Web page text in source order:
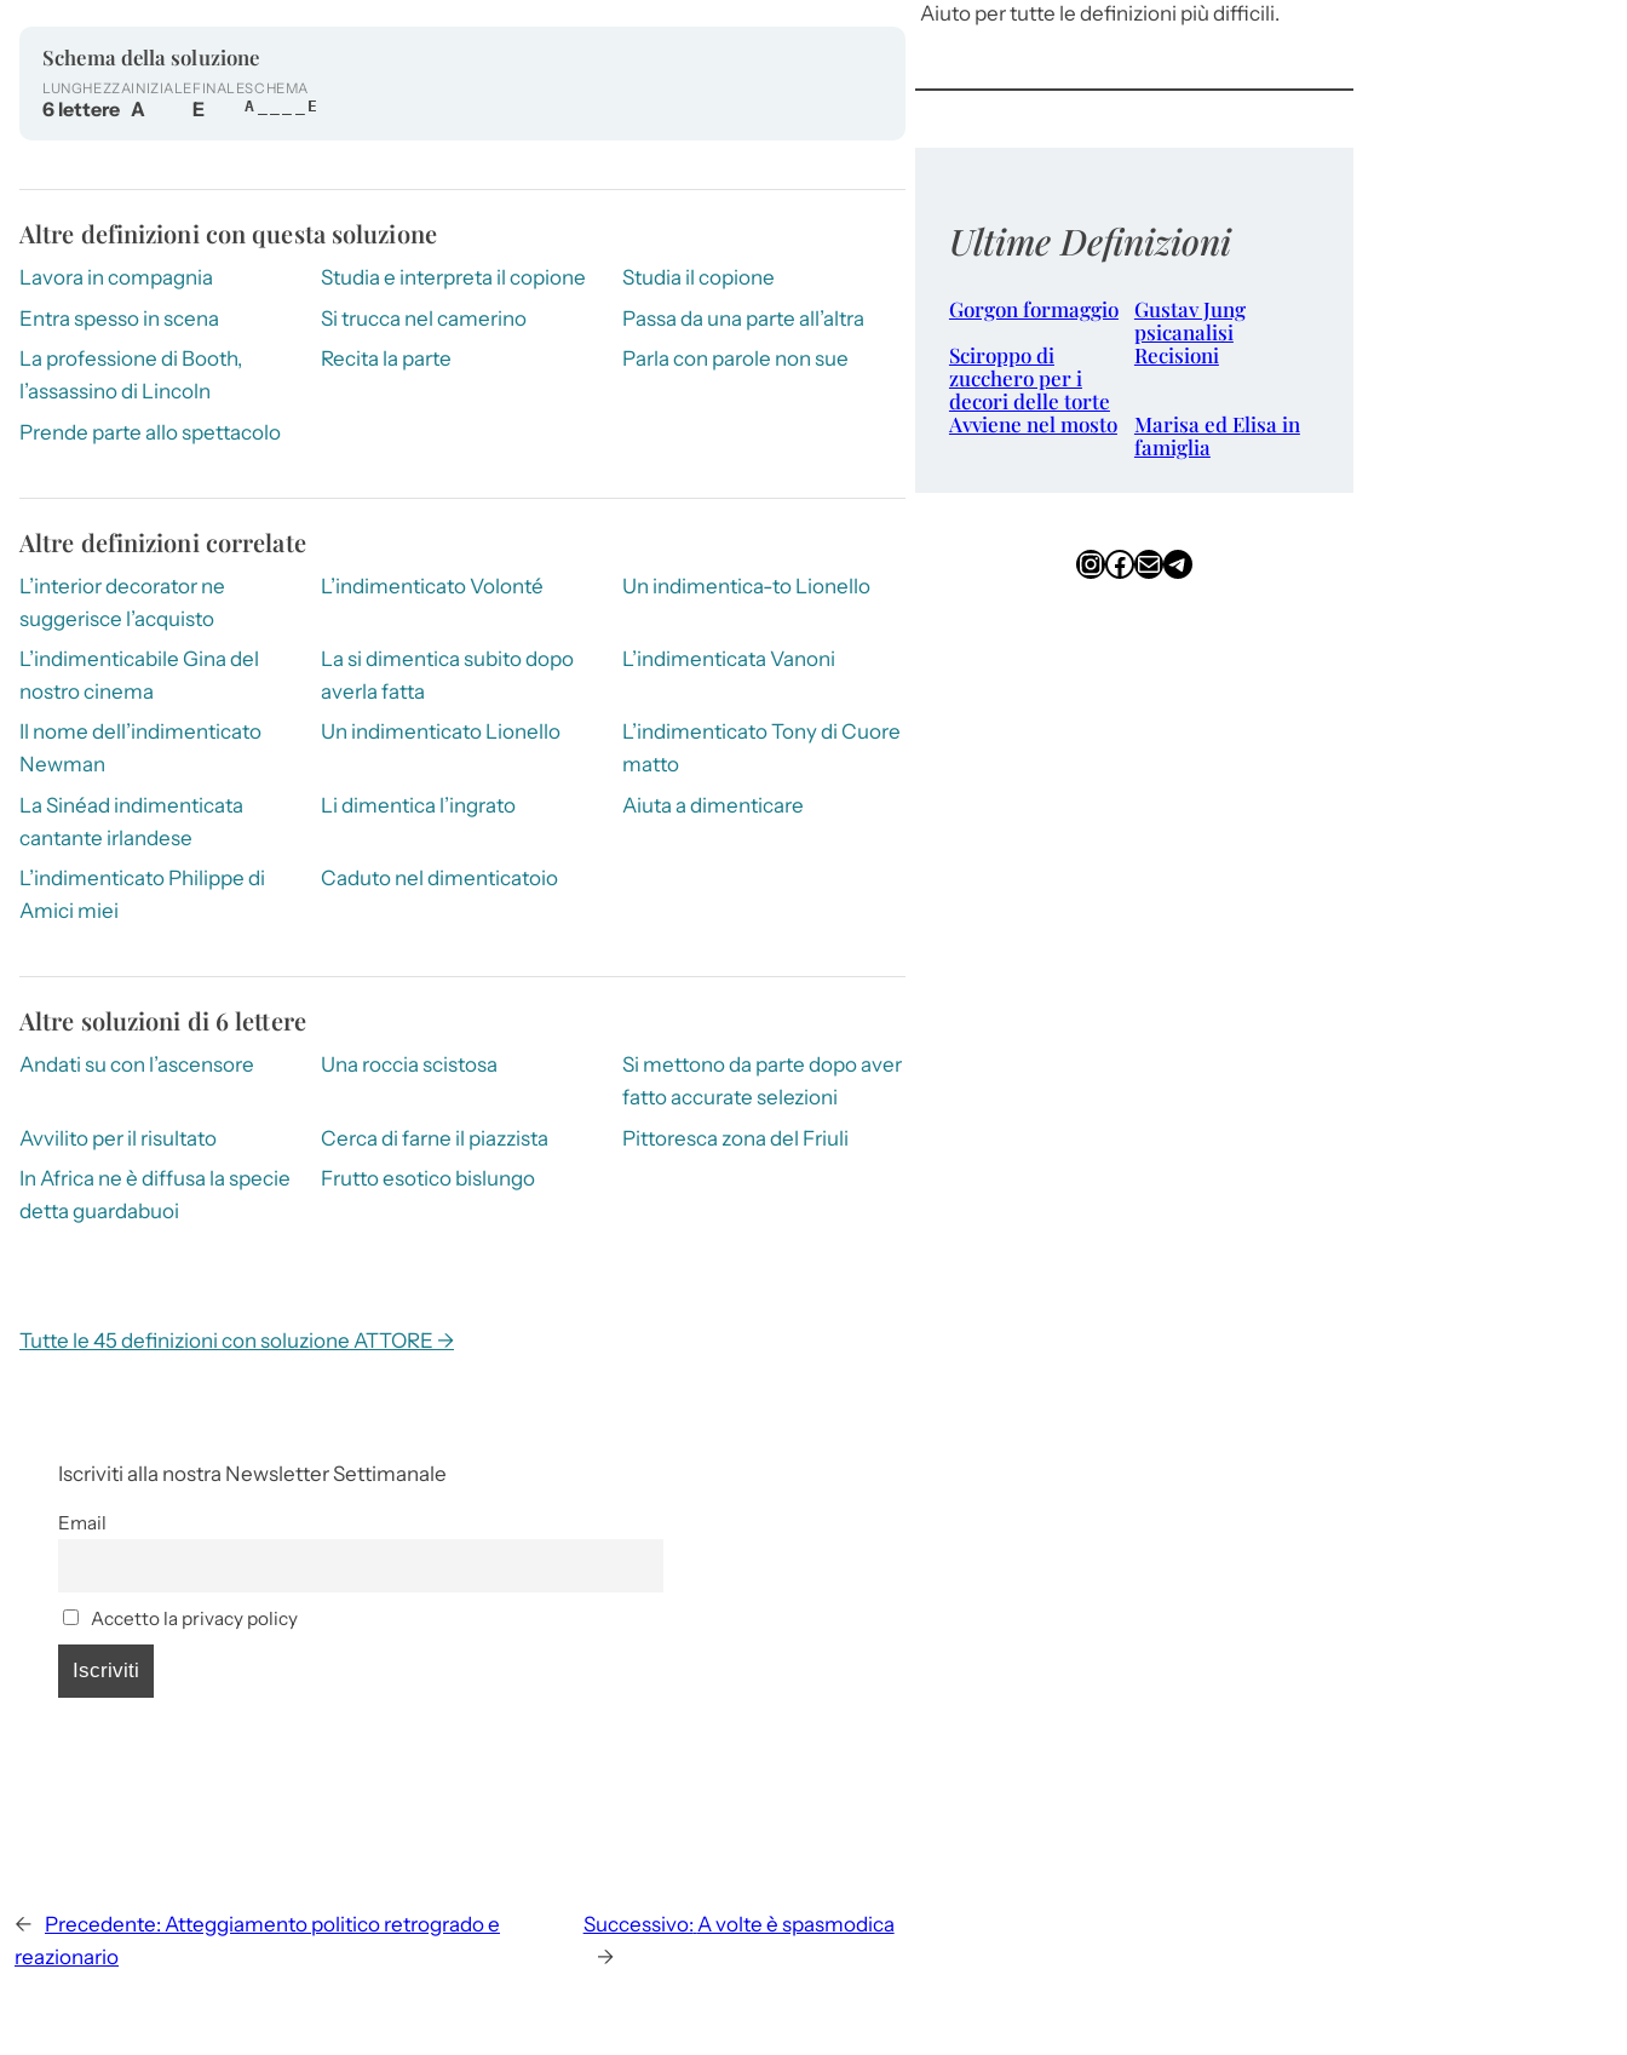
Schema della soluzione
LUNGHEZZA
6 lettere
INIZIALE
A
FINALE
E
SCHEMA
A____E
Altre definizioni con questa soluzione
Lavora in compagnia Studia e interpreta il copione
Studia il copione
Entra spesso in scena
Si trucca nel camerino
Passa da una parte all’altra
La professione di Booth,
l’assassino di Lincoln
Recita la parte Parla con parole non sue
Prende parte allo spettacolo
Altre definizioni correlate
L’interior decorator ne
suggerisce l’acquisto
L’indimenticato Volonté Un indimentica-to Lionello
L’indimenticabile Gina del
nostro cinema
La si dimentica subito dopo
averla fatta
L’indimenticata Vanoni
Il nome dell’indimenticato
Newman
Un indimenticato Lionello
L’indimenticato Tony di Cuore
matto
La Sinéad indimenticata
cantante irlandese
Li dimentica l’ingrato Aiuta a dimenticare
L’indimenticato Philippe di
Amici miei
Caduto nel dimenticatoio
Altre soluzioni di 6 lettere
Andati su con l’ascensore Una roccia scistosa
Si mettono da parte dopo aver
fatto accurate selezioni
Avvilito per il risultato
Cerca di farne il piazzista
Pittoresca zona del Friuli
In Africa ne è diffusa la specie
detta guardabuoi
Frutto esotico bislungo
Tutte le 45 definizioni con soluzione ATTORE →
Iscriviti alla nostra Newsletter Settimanale
Email
Accetto la privacy policy
← Precedente: Atteggiamento politico retrogrado e
reazionario
Successivo: A volte è spasmodica
→
Aiuto per tutte le definizioni più difficili.
Ultime Definizioni
Gorgon formaggio Gustav Jung
psicanalisi
Sciroppo di
zucchero per i
decori delle torte
Recisioni
Avviene nel mosto
Marisa ed Elisa in
famiglia
InstagramFacebook Email Telegram